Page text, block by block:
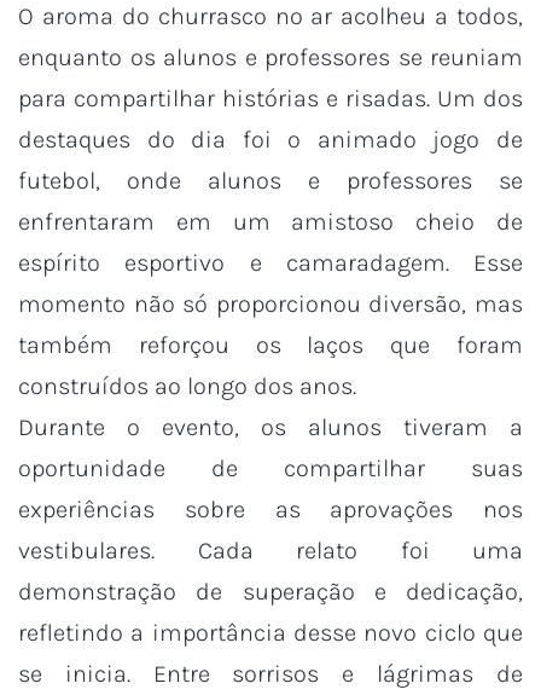
O aroma do churrasco no ar acolheu a todos,
enquanto os alunos e professores se reuniam
para compartilhar histórias e risadas. Um dos
destaques do dia foi o animado jogo de
futebol, onde alunos e professores se
enfrentaram em um amistoso cheio de
espírito esportivo e camaradagem. Esse
momento não só proporcionou diversão, mas
também reforçou os laços que foram
construídos ao longo dos anos.
Durante o evento, os alunos tiveram a
oportunidade de compartilhar suas
experiências sobre as aprovações nos
vestibulares. Cada relato foi uma
demonstração de superação e dedicação,
refletindo a importância desse novo ciclo que
se inicia. Entre sorrisos e lágrimas de